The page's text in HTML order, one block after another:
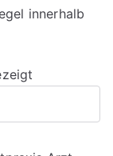
innerhalb